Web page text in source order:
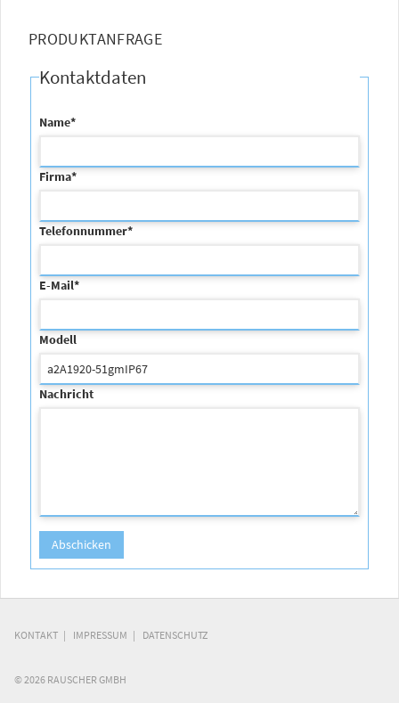
PRODUKTANFRAGE
Kontaktdaten
Name*
Firma*
Telefonnummer*
E-Mail*
Modell
Nachricht
KONTAKT IMPRESSUM DATENSCHUTZ
© 2026 RAUSCHER GMBH